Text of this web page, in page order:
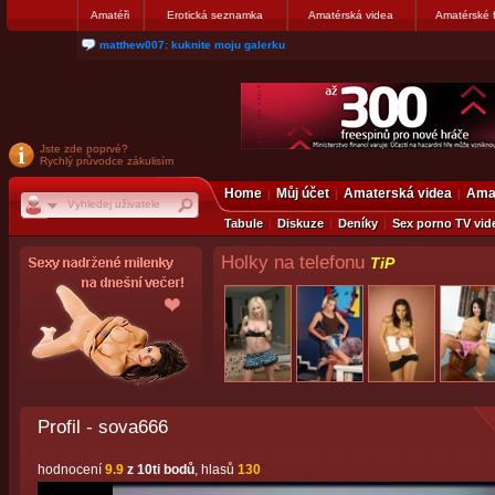
Amatéři Erotická seznamka Amatérská videa Amatérské
nanosekunda187: Hanka servis Praha Bulharská 10, tel:775674237
Jste zde poprvé?
Rychlý průvodce zákulisím
Home Můj účet Amaterská videa
Tabule Diskuze Deníky Sex porno TV
Holky na telefonu TiP
Profil - sova666
hodnocení 9.9z 10ti bodů, hlasů 130